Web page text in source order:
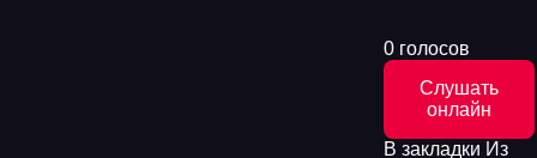
0 голосов
Слушать
онлайн
В закладки Из